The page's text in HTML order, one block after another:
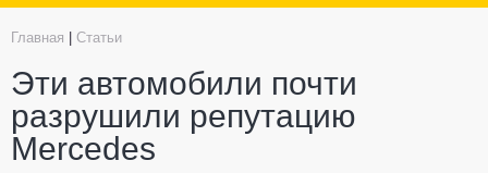
Главная Статьи
Эти автомобили почти
разрушили репутацию
Mercedes